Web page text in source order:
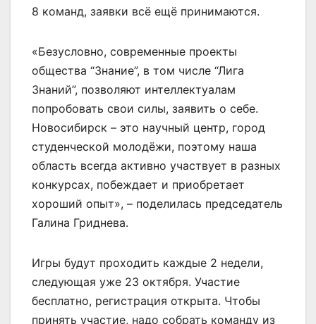
8 команд, заявки всё ещё принимаются.
«Безусловно, современные проекты
общества “Знание”, в том числе “Лига
Знаний”, позволяют интеллектуалам
попробовать свои силы, заявить о себе.
Новосибирск – это научный центр, город
студенческой молодёжи, поэтому наша
область всегда активно участвует в разных
конкурсах, побеждает и приобретает
хороший опыт», – поделилась председатель
Галина Гриднева.
Игры будут проходить каждые 2 недели,
следующая уже 23 октября. Участие
бесплатно, регистрация открыта. Чтобы
принять участие, надо собрать команду из